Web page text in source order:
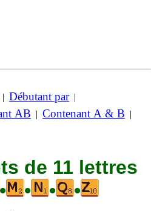
| Débutant par|
AB | Contenant A & B |
de 11 lettres
• • • •